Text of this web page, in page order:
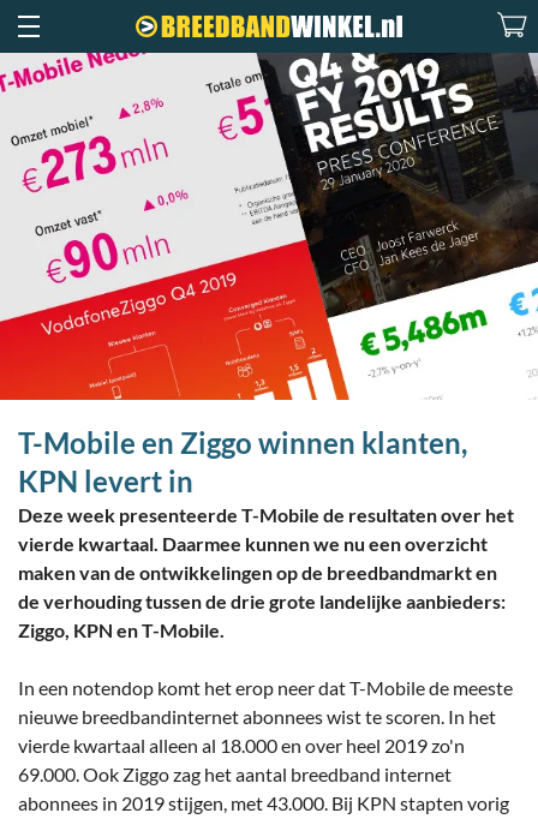
T-Mobile en Ziggo winnen klanten,
KPN levert in
Deze week presenteerde T-Mobile de resultaten over het
vierde kwartaal. Daarmee kunnen we nu een overzicht
maken van de ontwikkelingen op de breedbandmarkt en
de verhouding tussen de drie grote landelijke aanbieders:
Ziggo, KPN en T-Mobile.
In een notendop komt het erop neer dat T-Mobile de meeste
nieuwe breedbandinternet abonnees wist te scoren. In het
vierde kwartaal alleen al 18.000 en over heel 2019 zo'n
69.000. Ook Ziggo zag het aantal breedband internet
abonnees in 2019 stijgen, met 43.000. Bij KPN stapten vorig